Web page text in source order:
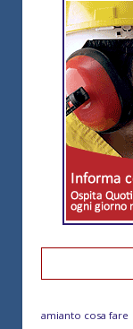
amianto cosa fare